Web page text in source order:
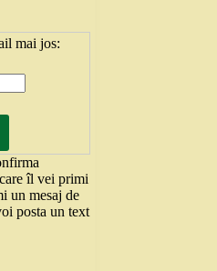
mai jos:
îl vei primi
un mesaj de
posta un text